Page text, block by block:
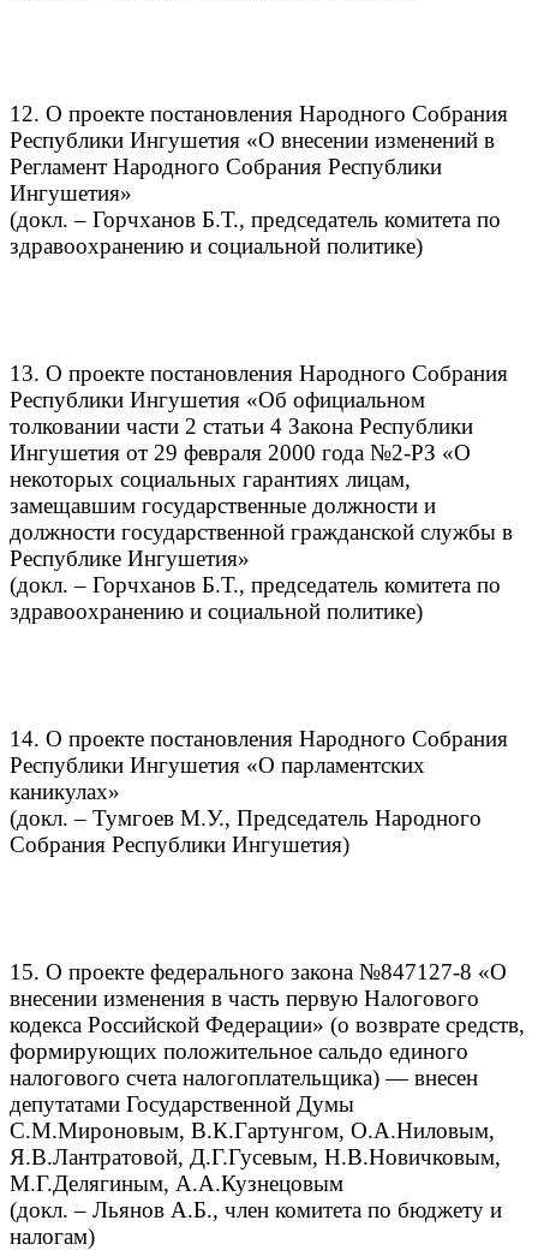
12. О проекте постановления Народного Собрания
Республики Ингушетия «О внесении изменений в
Регламент Народного Собрания Республики
Ингушетия»
(докл. – Горчханов Б.Т., председатель комитета по
здравоохранению и социальной политике)
13. О проекте постановления Народного Собрания
Республики Ингушетия «Об официальном
толковании части 2 статьи 4 Закона Республики
Ингушетия от 29 февраля 2000 года №2-РЗ «О
некоторых социальных гарантиях лицам,
замещавшим государственные должности и
должности государственной гражданской службы в
Республике Ингушетия»
(докл. – Горчханов Б.Т., председатель комитета по
здравоохранению и социальной политике)
14. О проекте постановления Народного Собрания
Республики Ингушетия «О парламентских
каникулах»
(докл. – Тумгоев М.У., Председатель Народного
Собрания Республики Ингушетия)
15. О проекте федерального закона №847127-8 «О
внесении изменения в часть первую Налогового
кодекса Российской Федерации» (о возврате средств,
формирующих положительное сальдо единого
налогового счета налогоплательщика) — внесен
депутатами Государственной Думы
С.М.Мироновым, В.К.Гартунгом, О.А.Ниловым,
Я.В.Лантратовой, Д.Г.Гусевым, Н.В.Новичковым,
М.Г.Делягиным, А.А.Кузнецовым
(докл. – Льянов А.Б., член комитета по бюджету и
налогам)